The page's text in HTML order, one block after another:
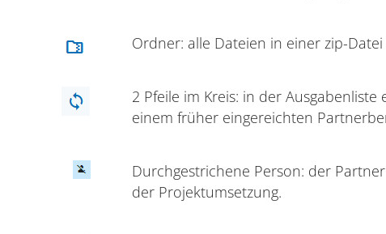
Ordner: alle Dateien in einer zip-
2 Pfeile im Kreis: in der
einem früher eingereichten
Durchgestrichene Person: der
der Projektumsetzung.